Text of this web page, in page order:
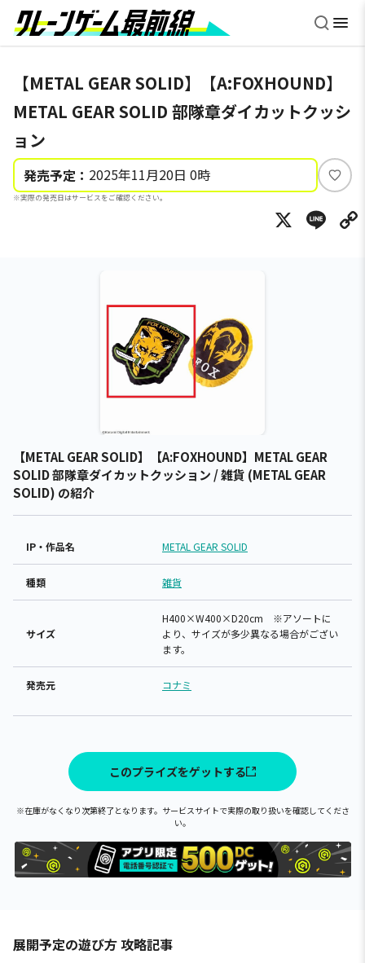
【METAL GEAR SOLID】【A:FOXHOUND】
METAL GEAR SOLID 部隊章ダイカットクッシ
ョン
発売予定： 2025年11月20日 0時
※実際の発売日はサービスをご確認ください。
い
ね
X
【METAL GEAR SOLID】【A:FOXHOUND】METAL GEAR
SOLID 部隊章ダイカットクッション / 雑貨 (METAL GEAR
SOLID) の紹介
IP・作品名 METAL GEAR SOLID
種類 雑貨
サイズ
H400×W400×D20cm ※アソートに
より、サイズが多少異なる場合がござい
ます。
発売元 コナミ
このプライズをゲットする
※在庫がなくなり次第終了となります。サービスサイトで実際の取り扱いを確認してくださ
い。
展開予定の遊び方 攻略記事